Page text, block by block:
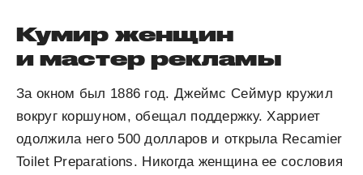
Кумир женщин
и мастер рекламы
За окном был 1886 год. Джеймс Сеймур кружил
вокруг коршуном, обещал поддержку. Харриет
одолжила него 500 долларов и открыла Recamier
Toilet Preparations. Никогда женщина ее сословия